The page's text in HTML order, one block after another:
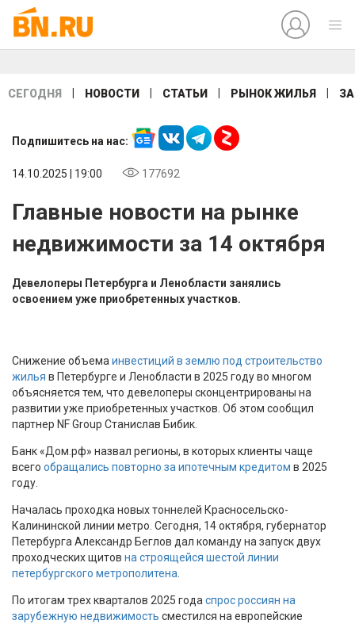
СЕГОДНЯ НОВОСТИ СТАТЬИ РЫНОК ЖИЛЬЯ
Подпишитесь на нас:
14.10.2025 | 19:00 177692
Главные новости на рынке
недвижимости за 14 октября
Девелоперы Петербурга и Ленобласти занялись
освоением уже приобретенных участков.
Снижение объема инвестиций в землю под строительство
жилья в Петербурге и Ленобласти в 2025 году во многом
объясняется тем, что девелоперы сконцентрированы на
развитии уже приобретенных участков. Об этом сообщил
партнер NF Group Станислав Бибик.
Банк «Дом.рф» назвал регионы, в которых клиенты чаще
всего обращались повторно за ипотечным кредитом в 2025
году.
Началась проходка новых тоннелей Красносельско-
Калининской линии метро. Сегодня, 14 октября, губернатор
Петербурга Александр Беглов дал команду на запуск двух
проходческих щитов на строящейся шестой линии
петербургского метрополитена
По итогам трех кварталов 2025 года спрос россиян на
зарубежную недвижимость сместился на европейские